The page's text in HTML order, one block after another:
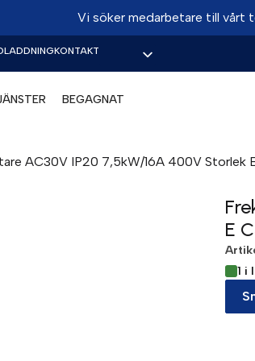
Vi söker medarbetare till vårt
KONTAKT
BEGAGNAT
AC30V IP20 7,5kW/16A 400V Storlek
E
1 i